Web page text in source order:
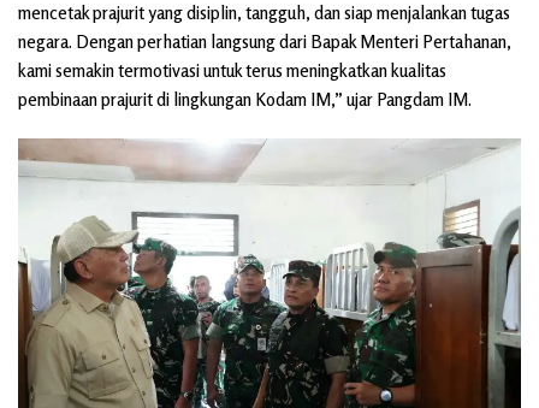
mencetak prajurit yang disiplin, tangguh, dan siap menjalankan tugas
negara. Dengan perhatian langsung dari Bapak Menteri Pertahanan,
kami semakin termotivasi untuk terus meningkatkan kualitas
pembinaan prajurit di lingkungan Kodam IM,” ujar Pangdam IM.